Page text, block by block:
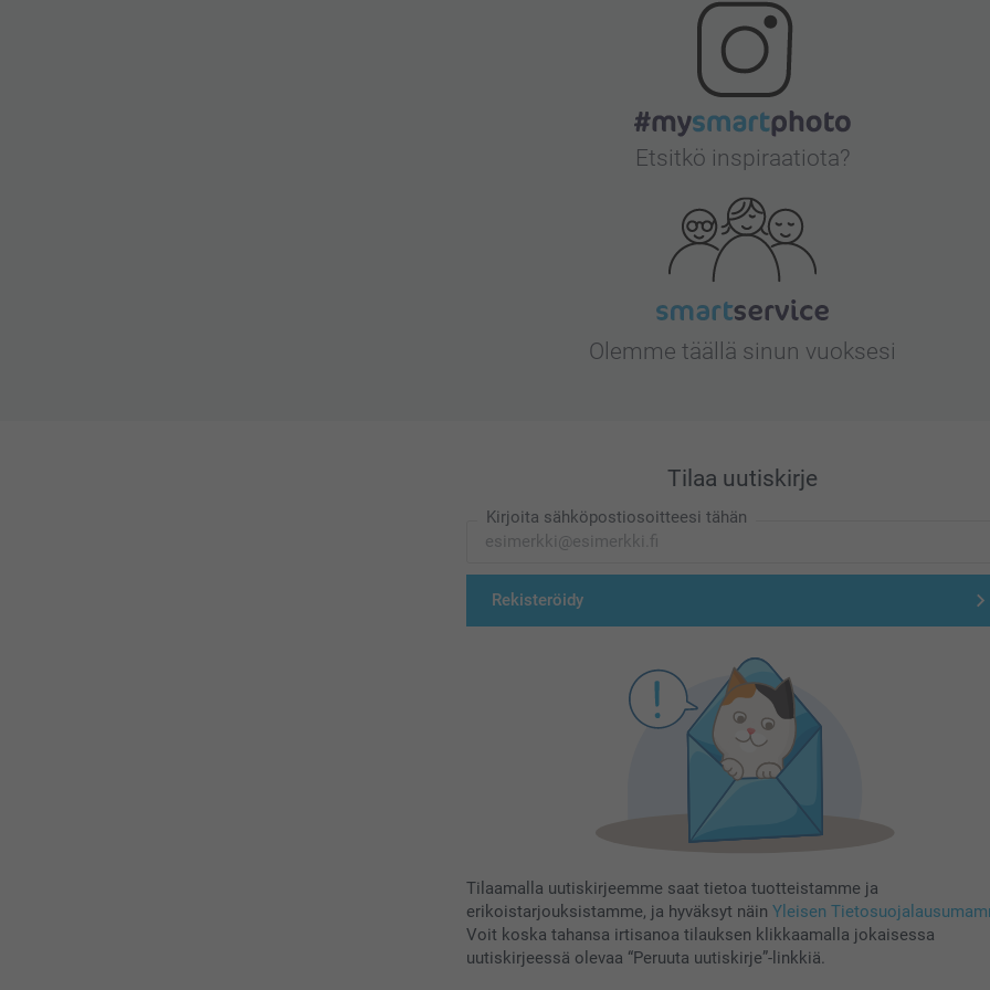
Etsitkö inspiraatiota?
Olemme täällä sinun vuoksesi
Tilaa uutiskirje
Kirjoita sähköpostiosoitteesi tähän
Rekisteröidy
Tilaamalla uutiskirjeemme saat tietoa tuotteistamme ja
erikoistarjouksistamme, ja hyväksyt näin Yleisen
Voit koska tahansa irtisanoa tilauksen klikkaamalla jokaisessa
uutiskirjeessä olevaa “Peruuta uutiskirje”-linkkiä.